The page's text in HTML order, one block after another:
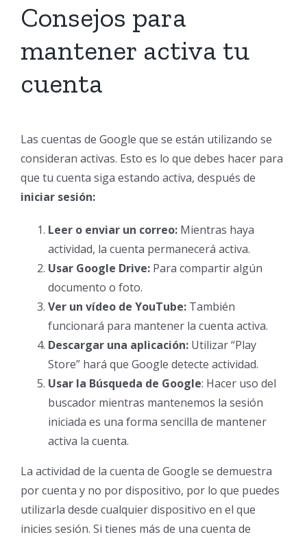
Consejos para
mantener activa tu
cuenta
Las cuentas de Google que se están utilizando se
consideran activas. Esto es lo que debes hacer para
que tu cuenta siga estando activa, después de
iniciar sesión:
Leer o enviar un correo: Mientras haya
actividad, la cuenta permanecerá activa.
Usar Google Drive: Para compartir algún
documento o foto.
Ver un vídeo de YouTube: También
funcionará para mantener la cuenta activa.
Descargar una aplicación: Utilizar “Play
Store” hará que Google detecte actividad.
Usar la Búsqueda de Google: Hacer uso del
buscador mientras mantenemos la sesión
iniciada es una forma sencilla de mantener
activa la cuenta.
La actividad de la cuenta de Google se demuestra
por cuenta y no por dispositivo, por lo que puedes
utilizarla desde cualquier dispositivo en el que
inicies sesión. Si tienes más de una cuenta de